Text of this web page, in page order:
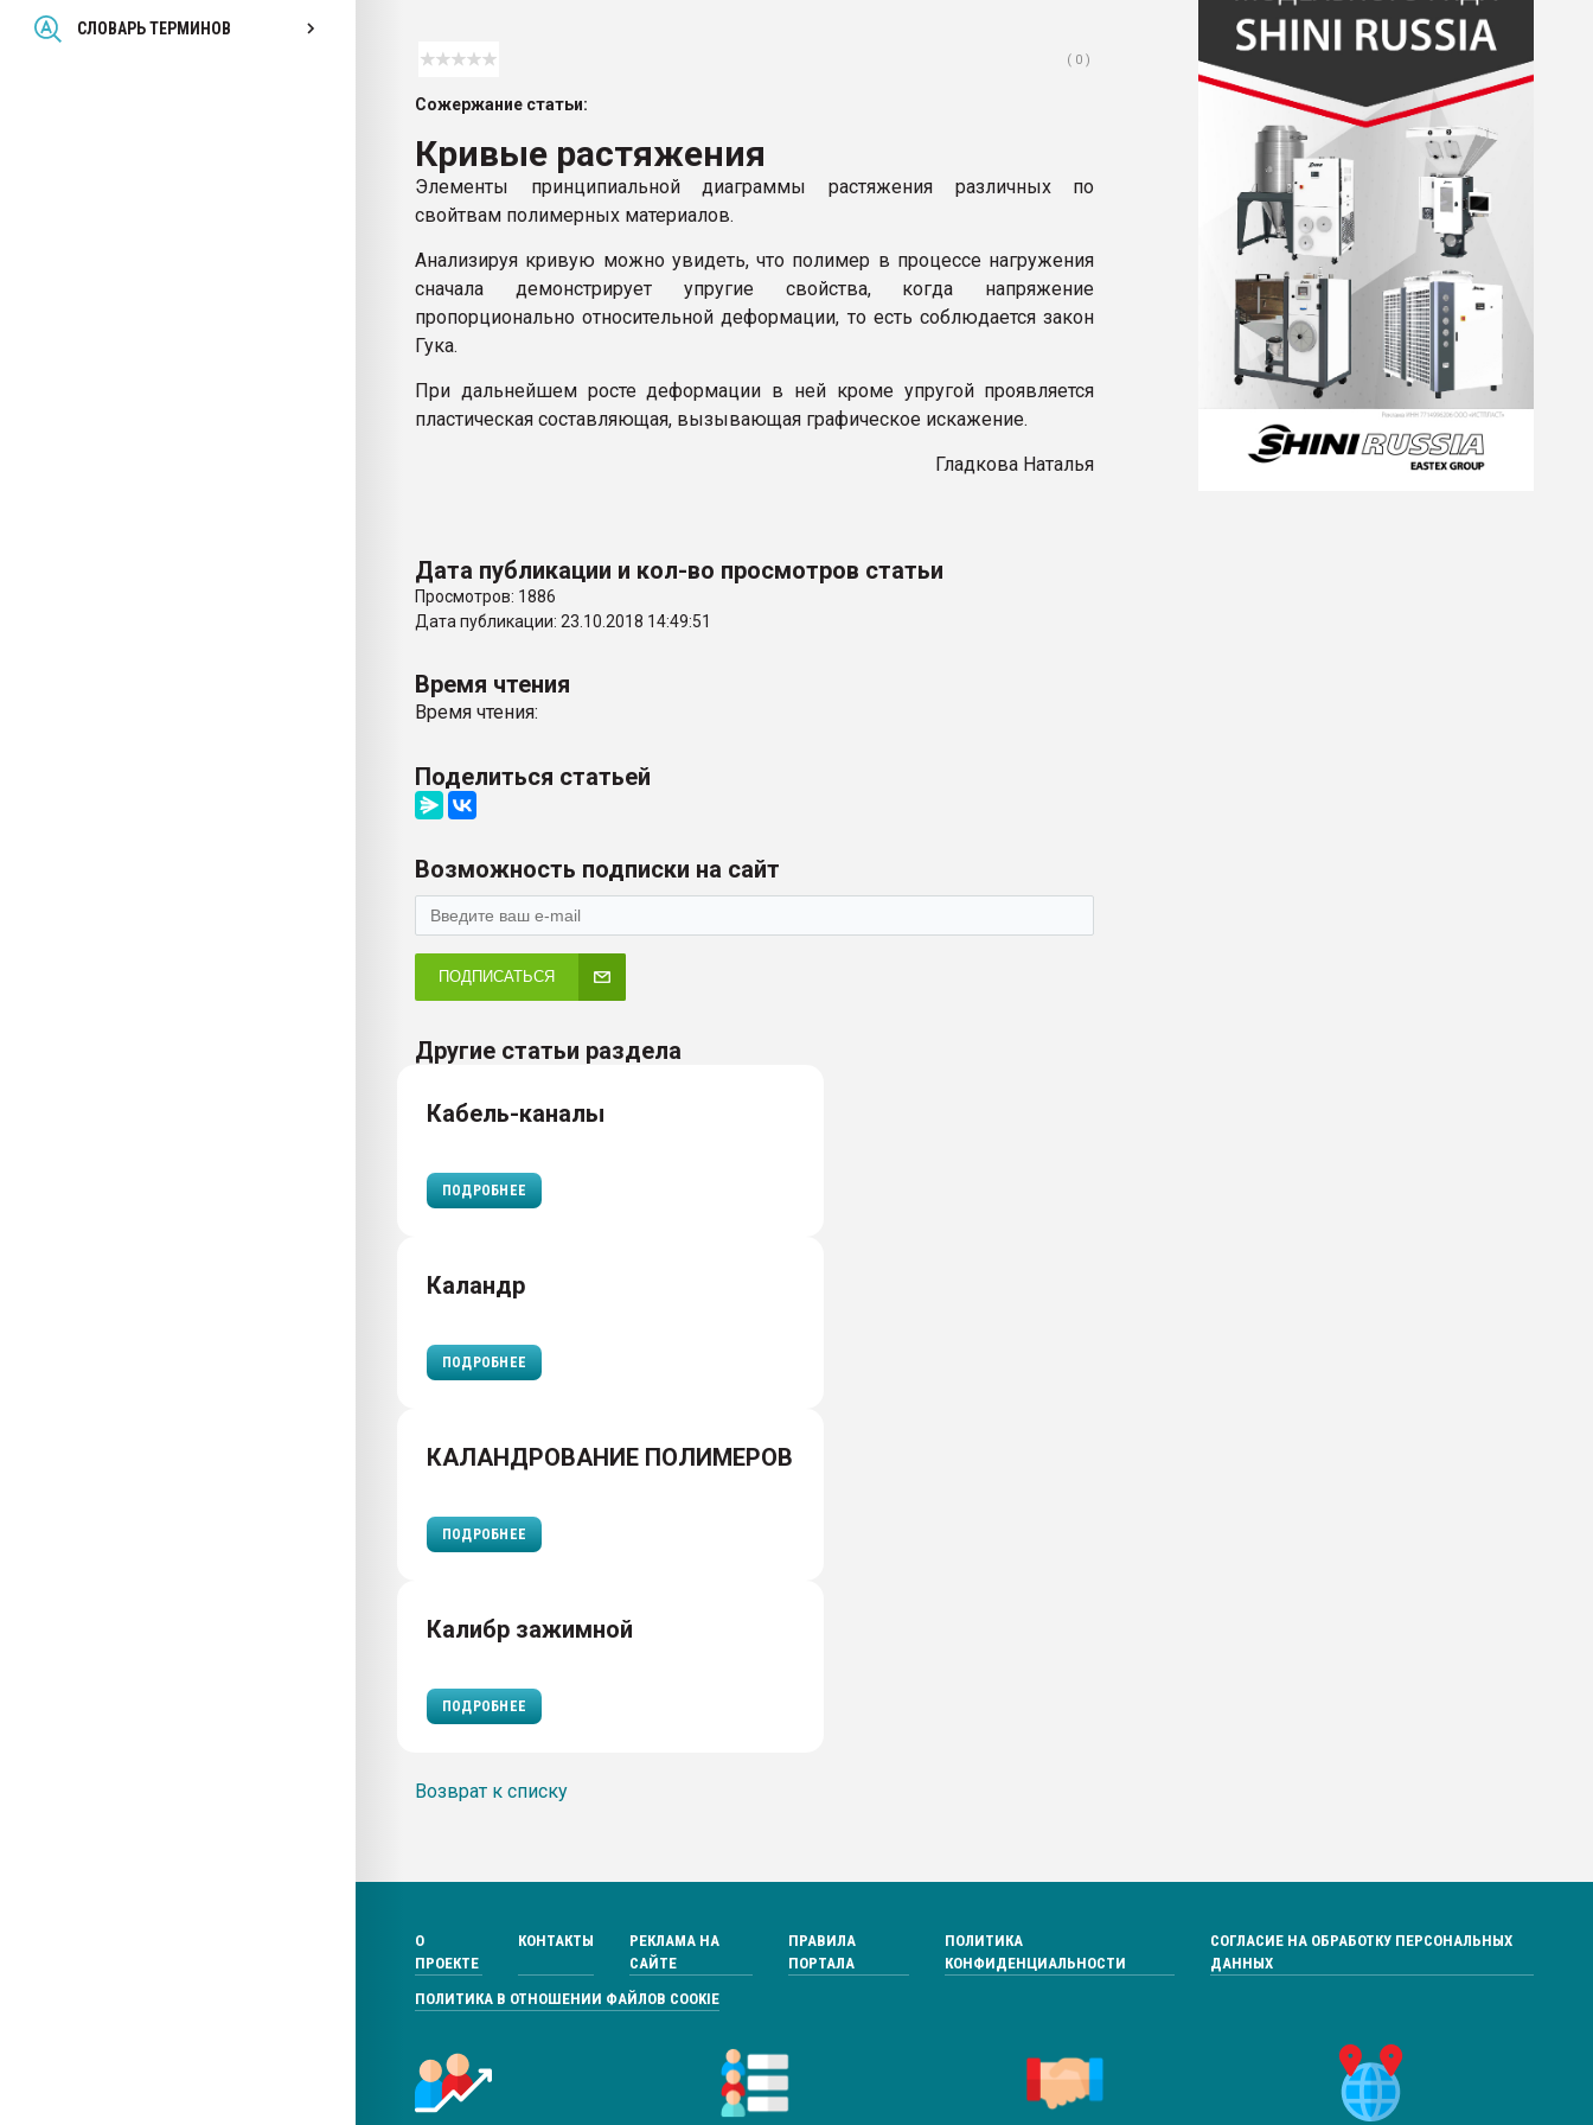
СЛОВАРЬ ТЕРМИНОВ
ПЕРЕЙТИ НА ФОРУМ
( 0 )
Сожержание статьи:
Кривые растяжения
Элементы принципиальной диаграммы растяжения различных по
свойтвам полимерных материалов.
Анализируя кривую можно увидеть, что полимер в процессе нагружения
сначала демонстрирует упругие свойства, когда напряжение
пропорционально относительной деформации, то есть соблюдается закон
Гука.
При дальнейшем росте деформации в ней кроме упругой проявляется
пластическая составляющая, вызывающая графическое искажение.
Гладкова Наталья
Дата публикации и кол-во просмотров статьи
Просмотров: 1886
Дата публикации: 23.10.2018 14:49:51
Время чтения
Время чтения:
Поделиться статьей
Возможность подписки на сайт
ПОДПИСАТЬСЯ
Другие статьи раздела
Кабель-каналы
ПОДРОБНЕЕ
Каландр
ПОДРОБНЕЕ
КАЛАНДРОВАНИЕ ПОЛИМЕРОВ
ПОДРОБНЕЕ
Калибр зажимной
ПОДРОБНЕЕ
Возврат к списку
О
ПРОЕКТЕ
КОНТАКТЫ
РЕКЛАМА НА
САЙТЕ
ПРАВИЛА
ПОРТАЛА
ПОЛИТИКА
КОНФИДЕНЦИАЛЬНОСТИ
СОГЛАСИЕ НА ОБРАБОТКУ ПЕРСОНАЛЬНЫХ
ДАННЫХ
ПОЛИТИКА В ОТНОШЕНИИ ФАЙЛОВ COOKIE